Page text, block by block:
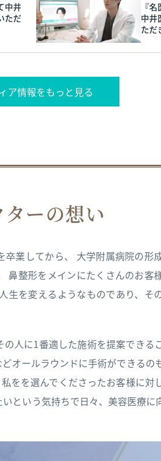
中井
ただ
『
中井
ただ
ア情報をもっと見る
ターの想い
業してから、 大学附属病院の形
鼻整形をメインにたくさんのお客
生を変えるようなものであり、そ
人に1番適した施術を提案できる
オールラウンドに手術ができるの
をを選んでくださったお客様に対
という気持ちで日々、美容医療に